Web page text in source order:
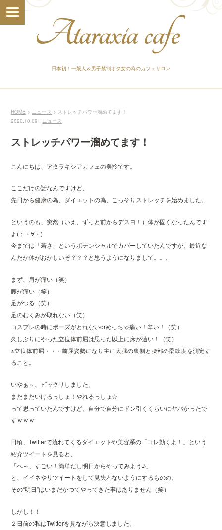
日本初！一般人＆男子禁制オタ女の為のカフェサロン
HOME ニュース
ストレッチパワー溜めてます！
2020.10.09 , ニュース
ストレッチパワー溜めてます！
こんにちは、アタラキシアカフェの美怜です。
ここだけの話なんですけど、
先日から健康の為、ダイエットの為、こっそりストレッチを始めました。
というのも、突然（いえ、ずっと前からデスヨ！）体が固くなったんです
よ(；・∀・)
今までは「若さ」というポテンシャルでカバーしていたんですが、最近な
んだか体がおかしいぞ？？？と思うようになりまして。。。
まず、肩が痛い（笑）
腰が痛い（笑）
足がつる（笑）
足のむくみが取れない（笑）
コスプレの時にポーズがとれないorめっちゃ痛い！辛い！（笑）
久しぶりにやった立位体前屈は思った以上に床が遠い！（笑）
※立位体前屈・・・前屈姿勢になり主に太腿の裏側と腰部の柔軟度を測定す
ること。
いやぁ～、ビックリしました。
まだまだいけるっしょ！やれるっしょ☆
って思っていたんですけど、自分で自分にドン引くくらいにヤバかったで
すｗｗｗ
日頃、Twitterで流れてくるダイエットや美容系の「コレ効くよ！」という
紹介ツイートを見ると、
「へ～、すごい！簡単だし明日からやってみよう♪」
と、イイネやリツイートをして見失わないようにするものの、
その“明日”はいまだかつてやってきた事はありません（笑）
しかし！！
２日前の私はTwitterを見ながら決意しました。